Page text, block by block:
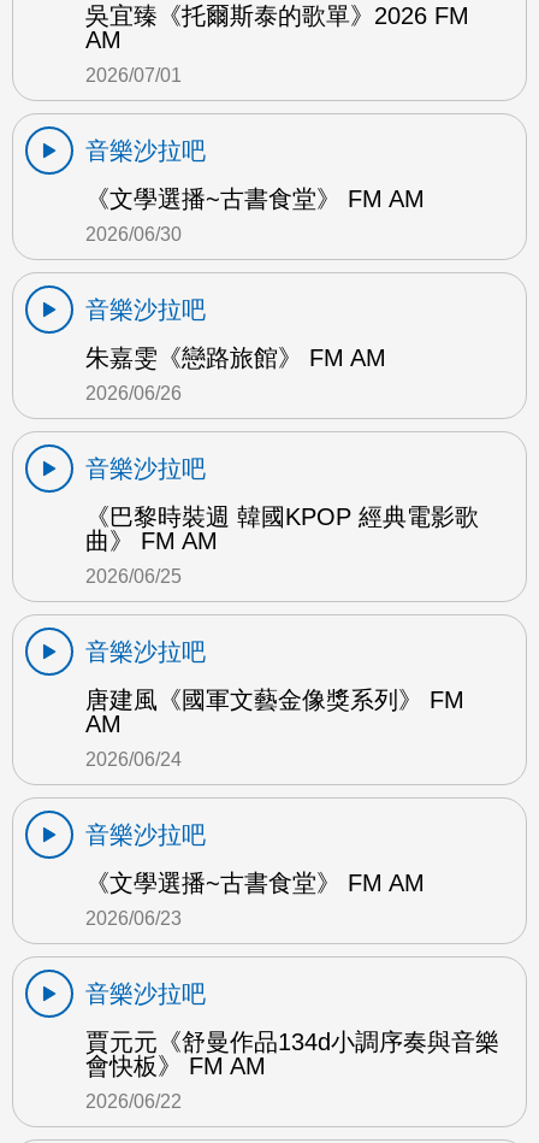
吳宜臻《托爾斯泰的歌單》2026 FM
AM
2026/07/01
音樂沙拉吧
《文學選播~古書食堂》 FM AM
2026/06/30
音樂沙拉吧
朱嘉雯《戀路旅館》 FM AM
2026/06/26
音樂沙拉吧
《巴黎時裝週 韓國KPOP 經典電影歌
曲》 FM AM
2026/06/25
音樂沙拉吧
唐建風《國軍文藝金像獎系列》 FM
AM
2026/06/24
音樂沙拉吧
《文學選播~古書食堂》 FM AM
2026/06/23
音樂沙拉吧
賈元元《舒曼作品134d小調序奏與音樂
會快板》 FM AM
2026/06/22